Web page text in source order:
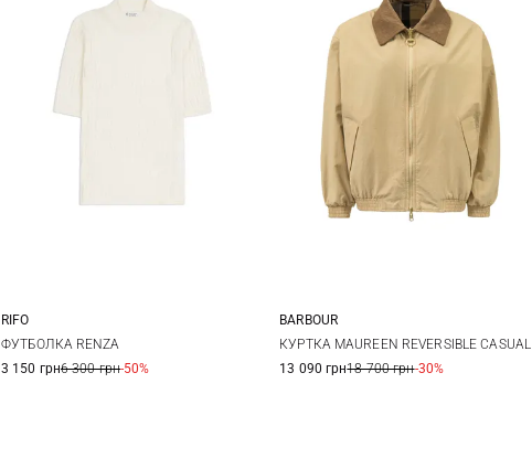
XS S
RIFO
ФУТБОЛКА RENZA
3 150 грн6 300 грн-50%
6 8 10 12
BARBOUR
КУРТКА MAUREEN REVERSIBLE CASUAL
13 090 грн18 700 грн-30%